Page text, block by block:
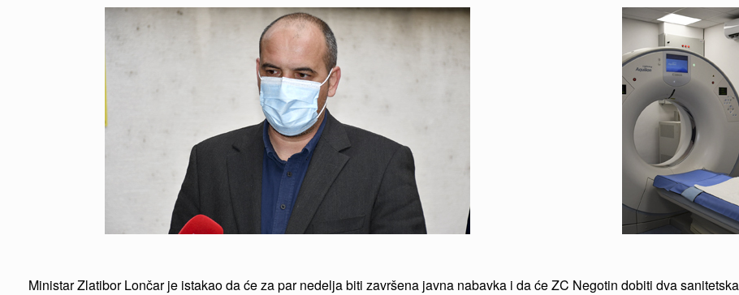
Ministar Zlatibor Lončar je istakao da će za par nedelja biti završena javna nabavka i da će ZC Negotin dobiti dva